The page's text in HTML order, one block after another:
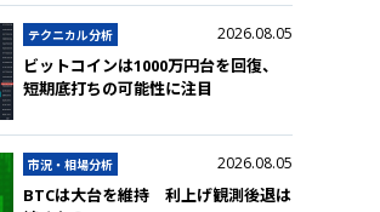
テクニカル分析 2026.08.05
ビットコインは1000万円台を回復、
短期底打ちの可能性に注目
市況・相場分析 2026.08.05
BTCは大台を維持 利上げ観測後退は